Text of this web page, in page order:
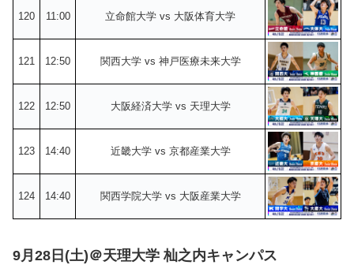
120 11:00 立命館大学 vs 大阪体育大学
121 12:50 関西大学 vs 神戸医療未来大学
122 12:50 大阪経済大学 vs 天理大学
123 14:40 近畿大学 vs 京都産業大学
124 14:40 関西学院大学 vs 大阪産業大学
9月28日(土)＠天理大学 杣之内キャンパス